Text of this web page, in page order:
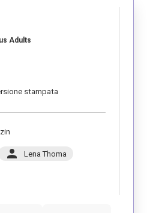
Adults
stampata
person Lena Thoma